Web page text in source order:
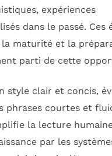
expériences
dans le passé. Ces
maturité et la
parti de cette
style clair et concis,
phrases courtes et
la lecture
par les